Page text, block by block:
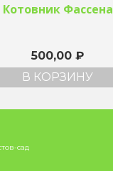
Котовник Фассена
500,00 ₽
В КОРЗИНУ
сад